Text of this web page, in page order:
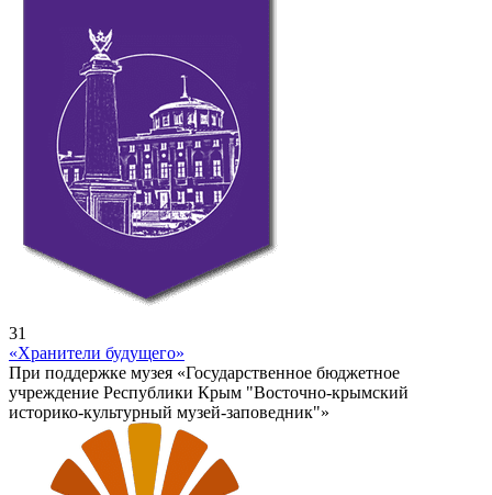
31
«Хранители будущего»
При поддержке музея «Государственное бюджетное
учреждение Республики Крым "Восточно-крымский
историко-культурный музей-заповедник"»